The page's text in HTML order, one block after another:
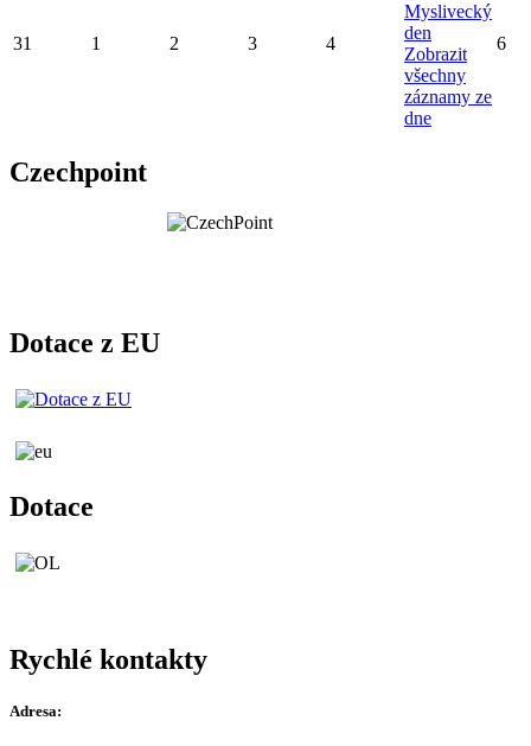
31 1 2 3 4
Myslivecký
den
Zobrazit
všechny
záznamy ze
dne
6
Czechpoint
Dotace z EU
Dotace
Rychlé kontakty
Adresa: